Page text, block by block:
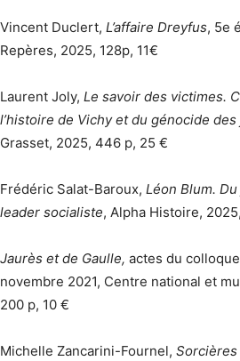
Vincent Duclert, L’affaire Dreyfus, 5e
Repères, 2025, 128p, 11€
Laurent Joly, Le savoir des victimes.
l’histoire de Vichy et du génocide
Grasset, 2025, 446 p, 25 €
Frédéric Salat-Baroux, Léon Blum.
leader socialiste, Alpha Histoire,
Jaurès et de Gaulle, actes du
novembre 2021, Centre national et
200 p, 10 €
Michelle Zancarini-Fournel,